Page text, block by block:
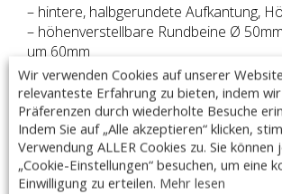
– hintere, halbgerundete Aufkantung,
– höhenverstellbare Rundbeine Ø
um 60mm
– die Spülschränke sind mit Abfluss
ausgestattet
– Armaturen sind im Lieferumfang
– Made in Italy
DIESER ARTIKEL IST AUCH MIT
LIEFERBAR!
Wir verwenden Cookies auf unserer
relevanteste Erfahrung zu bieten, indem
Präferenzen durch wiederholte Besuche
Indem Sie auf „Alle akzeptieren“ klicken,
Verwendung ALLER Cookies zu. Sie können
„Cookie-Einstellungen“ besuchen, um eine
Einwilligung zu erteilen. Mehr lesen